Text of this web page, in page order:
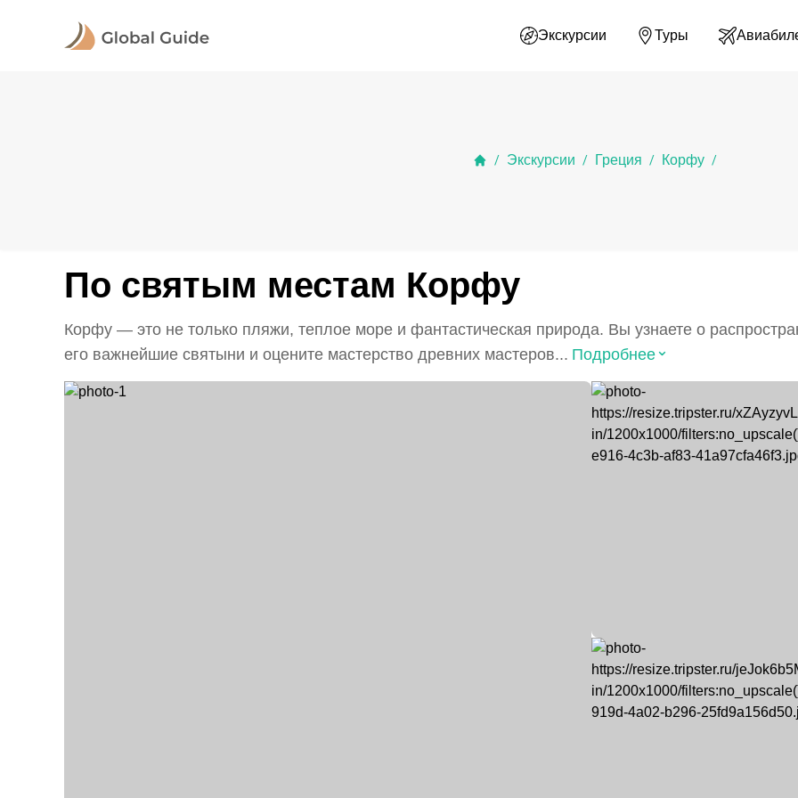
Экскурсии Туры
/ Экскурсии / Греция / Корфу /
По святым местам Корфу
Корфу — это не только пляжи, теплое море и фантастическая природа. Вы узнаете о
его важнейшие святыни и оцените мастерство древних мастеров... Подробнее⌃